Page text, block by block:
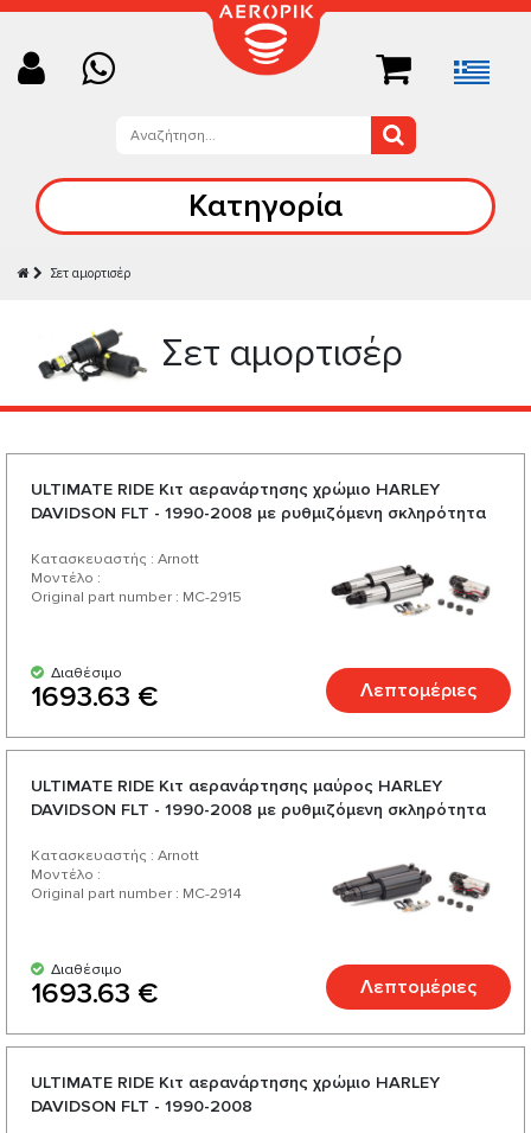
Κατηγορία
Σετ αμορτισέρ
Σετ αμορτισέρ
ULTIMATE RIDE Κιτ αερανάρτησης χρώμιο HARLEY
DAVIDSON FLT - 1990-2008 με ρυθμιζόμενη σκληρότητα
Κατασκευαστής : Arnott
Μοντέλο :
Original part number : MC-2915
Διαθέσιμο
1693.63 € Λεπτομέριες
ULTIMATE RIDE Κιτ αερανάρτησης μαύρος HARLEY
DAVIDSON FLT - 1990-2008 με ρυθμιζόμενη σκληρότητα
Κατασκευαστής : Arnott
Μοντέλο :
Original part number : MC-2914
Διαθέσιμο
1693.63 € Λεπτομέριες
ULTIMATE RIDE Κιτ αερανάρτησης χρώμιο HARLEY
DAVIDSON FLT - 1990-2008